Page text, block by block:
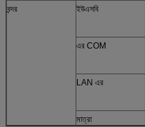
বন্দর
ইউএসবি
এর COM
LAN এর
মাত্রা